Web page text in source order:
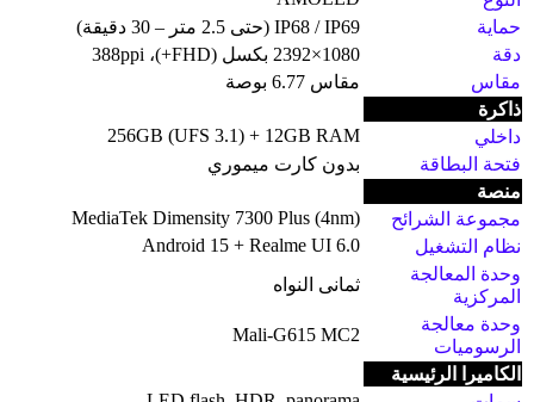
حماية
IP68 / IP69 (حتى 2.5 متر – 30 دقيقة)
دقة
1080×2392 بكسل (FHD+)، 388ppi
مقاس
مقاس 6.77 بوصة
ذاكرة
داخلي
256GB (UFS 3.1) + 12GB RAM
فتحة البطاقة
بدون كارت ميموري
منصة
مجموعة الشرائح
MediaTek Dimensity 7300 Plus (4nm)
نظام التشغيل
Android 15 + Realme UI 6.0
وحدة المعالجة
المركزية
ثمانى النواه
وحدة معالجة
الرسوميات
Mali-G615 MC2
الكاميرا الرئيسية